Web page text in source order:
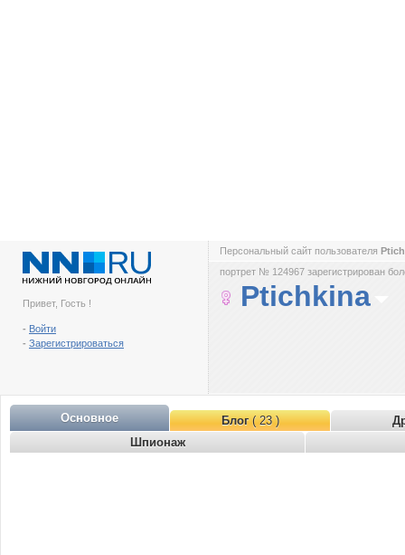
Привет, Гость !
- Войти
- Зарегистрироваться
Персональный сайт пользователя
портрет № 124967 зарегистрирован
Ptichkina
Основное Блог( 23 )
Шпионаж